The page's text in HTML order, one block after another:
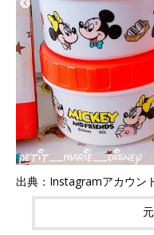
出典：Instagramアカウン